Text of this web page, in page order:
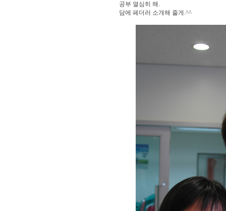
공부 열심히 해.
담에 페더러 소개해 줄게.^^